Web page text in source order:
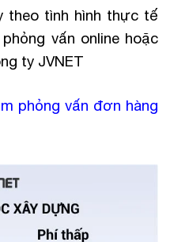
theo tình hình thực tế
vấn online hoặc
ty JVNET
phỏng vấn đơn hàng